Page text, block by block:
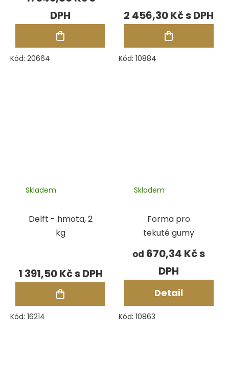
Kód: 20664
pásky 2,27 kg
2 456,30 Kč
Kód: 10884
Delft - hmota, 2
kg
Skladem
1 391,50 Kč
Kód: 16214
Forma pro
tekuté gumy
Skladem
od 670,34 Kč
Detail
Kód: 10863